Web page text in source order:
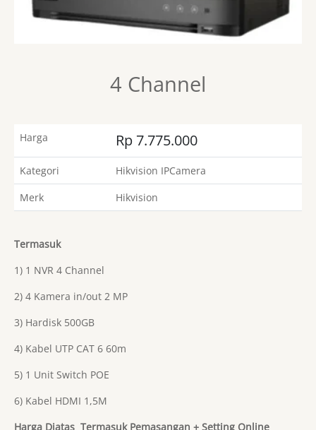
4 Channel
Harga Rp 7.775.000
Kategori
Hikvision IPCamera
Merk
Hikvision
Termasuk
1) 1 NVR 4 Channel
2) 4 Kamera in/out 2 MP
3) Hardisk 500GB
4) Kabel UTP CAT 6 60m
5) 1 Unit Switch POE
6) Kabel HDMI 1,5M
Harga Diatas Termasuk Pemasangan + Setting Online